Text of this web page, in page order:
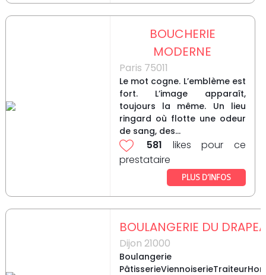
BOUCHERIE
MODERNE
Paris 75011
Le mot cogne. L’emblème est
fort. L’image apparaît,
toujours la même. Un lieu
ringard où flotte une odeur
de sang, des...
581 likes pour ce
prestataire
PLUS D’INFOS
BOULANGERIE DU
Dijon 21000
Boulangerie